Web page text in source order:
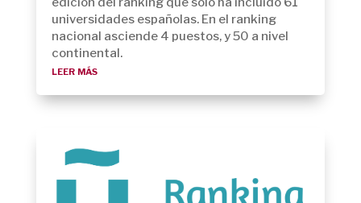
universidades españolas. En el ranking
nacional asciende 4 puestos, y 50 a nivel
continental.
leer más